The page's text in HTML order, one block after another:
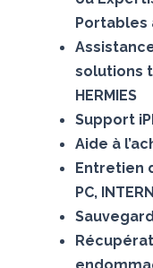
Portables
solutions
HERMIES
Support
Aide à
Entretien
PC,